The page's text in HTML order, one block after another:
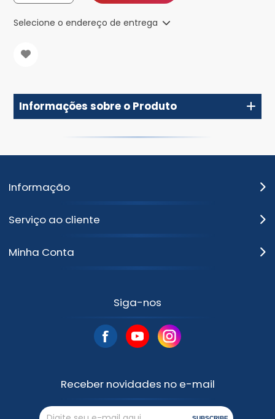
Selecione o endereço de entrega
Informações sobre o Produto
Informação
Serviço ao cliente
Minha Conta
Siga-nos
Receber novidades no e-mail